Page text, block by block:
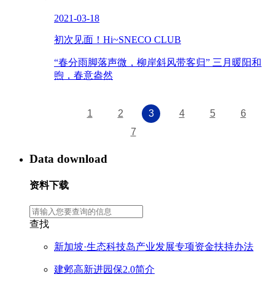
2021-03-18
初次见面！Hi~SNECO CLUB
“春分雨脚落声微，柳岸斜风带客归” 三月暖阳和
煦，春意盎然
1 2 3 4 5
6
7
Data download
资料下载
查找
新加坡·生态科技岛产业发展专项资金扶持办法
建邺高新进园保2.0简介